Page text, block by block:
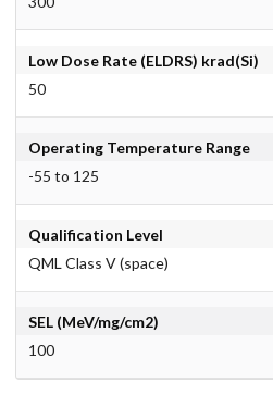
Low Dose Rate (ELDRS) krad(Si)
50
Operating Temperature Range
-55 to 125
Qualification Level
QML Class V (space)
SEL (MeV/mg/cm2)
100